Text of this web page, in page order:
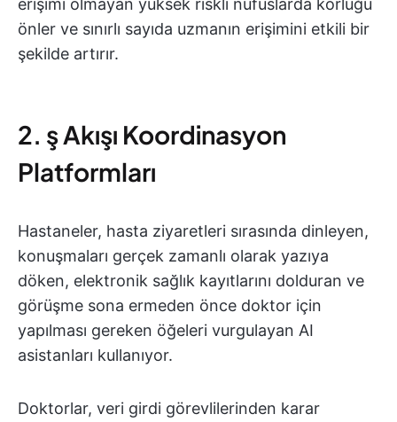
erişimi olmayan yüksek riskli nüfuslarda körlüğü
önler ve sınırlı sayıda uzmanın erişimini etkili bir
şekilde artırır.
2. ş Akışı Koordinasyon
Platformları
Hastaneler, hasta ziyaretleri sırasında dinleyen,
konuşmaları gerçek zamanlı olarak yazıya
döken, elektronik sağlık kayıtlarını dolduran ve
görüşme sona ermeden önce doktor için
yapılması gereken öğeleri vurgulayan AI
asistanları kullanıyor.
Doktorlar, veri girdi görevlilerinden karar